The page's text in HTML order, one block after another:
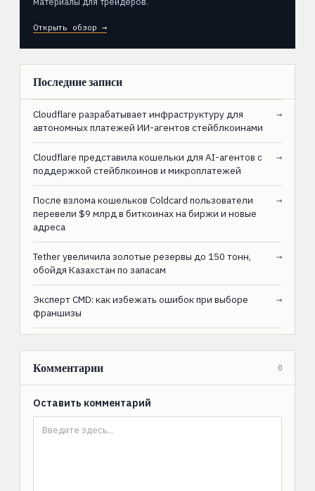
Открыть обзор →
Последние записи
Cloudflare разрабатывает инфраструктуру для
автономных платежей ИИ-агентов стейблкоинами
→
Cloudflare представила кошельки для AI-агентов с
поддержкой стейблкоинов и микроплатежей
→
После взлома кошельков Coldcard пользователи
перевели $9 млрд в биткоинах на биржи и новые
адреса
→
Tether увеличила золотые резервы до 150 тонн,
обойдя Казахстан по запасам
→
Эксперт CMD: как избежать ошибок при выборе
франшизы
→
Комментарии 0
Оставить комментарий